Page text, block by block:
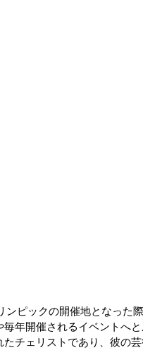
ピックの開催地となった
年開催されるイベントへと
チェリストであり、彼の